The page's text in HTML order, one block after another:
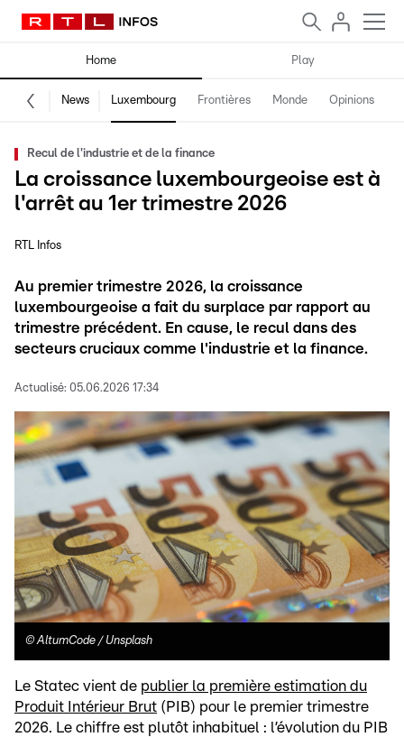
Home Play
News Luxembourg Frontières Monde Opinions
Recul de l'industrie et de la finance
La croissance luxembourgeoise est à
l'arrêt au 1er trimestre 2026
RTL Infos
Au premier trimestre 2026, la croissance
luxembourgeoise a fait du surplace par rapport au
trimestre précédent. En cause, le recul dans des
secteurs cruciaux comme l'industrie et la finance.
Actualisé: 05.06.2026 17:34
©AltumCode / Unsplash
Le Statec vient de publier la première estimation du
Produit Intérieur Brut (PIB) pour le premier trimestre
2026. Le chiffre est plutôt inhabituel : l’évolution du PIB